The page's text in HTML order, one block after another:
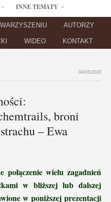
INNE TEMATY
AUTORZY
WIDEO KONTAKT
04/03/2020
broni
– Ewa
połączenie wielu zagadnień
w bliższej lub dalszej
w poniższej prezentacji